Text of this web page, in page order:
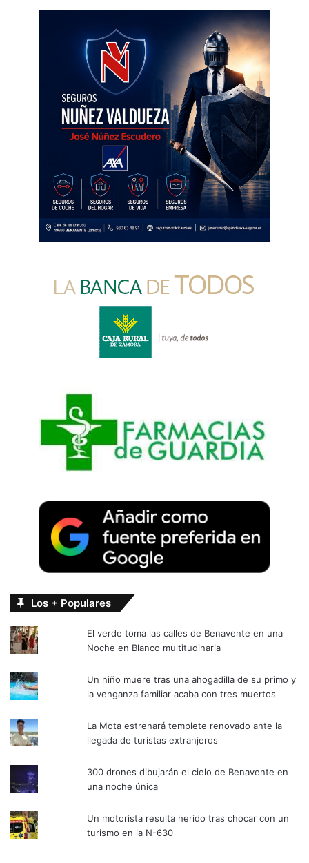
Los + Populares
El verde toma las calles de Benavente en una
Noche en Blanco multitudinaria
Un niño muere tras una ahogadilla de su primo y
la venganza familiar acaba con tres muertos
La Mota estrenará templete renovado ante la
llegada de turistas extranjeros
300 drones dibujarán el cielo de Benavente en
una noche única
Un motorista resulta herido tras chocar con un
turismo en la N-630